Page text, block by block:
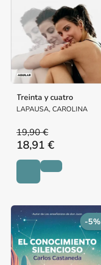
Treinta y cuatro
LAPAUSA, CAROLINA
19,90 €
18,91 €
-5%